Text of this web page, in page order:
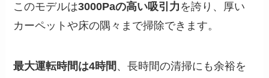
このモデルは3000Paの高い吸引力 を誇り、厚い
カーペットや床の隅々まで掃除できます。
最大運転時間は4時間 、長時間の清掃にも余裕を